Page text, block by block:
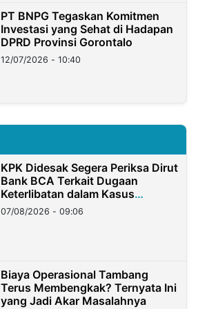
PT BNPG Tegaskan Komitmen
Investasi yang Sehat di Hadapan
DPRD Provinsi Gorontalo
12/07/2026 - 10:40
KPK Didesak Segera Periksa Dirut
Bank BCA Terkait Dugaan
Keterlibatan dalam Kasus
Hilangnya Dana Nasabah Rp2,58
Miliar
07/08/2026 - 09:06
Biaya Operasional Tambang
Terus Membengkak? Ternyata Ini
yang Jadi Akar Masalahnya